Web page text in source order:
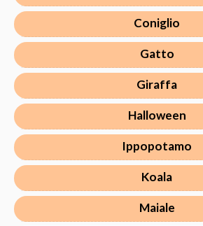
Coniglio
Gatto
Giraffa
Halloween
Ippopotamo
Koala
Maiale